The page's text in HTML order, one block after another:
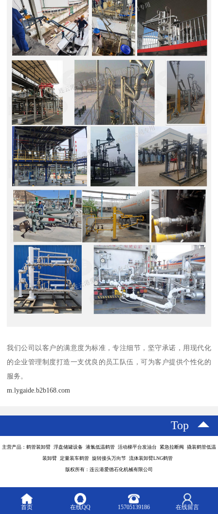
我们公司以客户的满意度为标准，专注细节，坚守承诺，用现代化
的企业管理制度打造一支优良的员工队伍，可为客户提供个性化的
服务。
m.lygaide.b2b168.com
Top
主营产品：鹤管装卸臂 浮盘储罐设备 液氯低温鹤管 活动梯平台发油台 紧急拉断阀 撬装鹤管低温
装卸臂 定量装车鹤管 旋转接头万向节 流体装卸臂LNG鹤管
版权所有：连云港爱德石化机械有限公司
首页 在线QQ 15705139186 在线留言